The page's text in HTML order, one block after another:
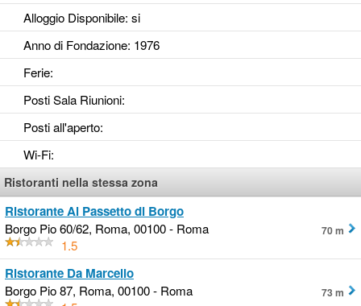
Alloggio Disponibile: si
Anno di Fondazione: 1976
Ferie:
Posti Sala Riunioni:
Posti all'aperto:
Wi-Fi:
Ristoranti nella stessa zona
Ristorante Al Passetto di Borgo
Borgo Pio 60/62, Roma, 00100 - Roma
1.5
70 m
Ristorante Da Marcello
Borgo Pio 87, Roma, 00100 - Roma
73 m